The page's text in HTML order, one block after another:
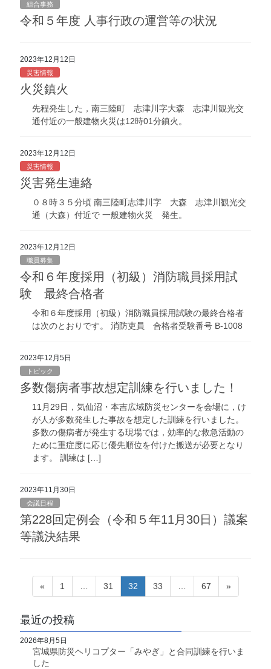
組合事務
令和５年度 人事行政の運営等の状況
2023年12月12日
災害情報
火災鎮火
先程発生した，南三陸町 志津川字大森 志津川観光交
通付近の一般建物火災は12時01分鎮火。
2023年12月12日
災害情報
災害発生連絡
０８時３５分頃 南三陸町志津川字 大森 志津川観光交
通（大森）付近で 一般建物火災 発生。
2023年12月12日
職員募集
令和６年度採用（初級）消防職員採用試
験 最終合格者
令和６年度採用（初級）消防職員採用試験の最終合格者
は次のとおりです。 消防吏員 合格者受験番号 B-1008
2023年12月5日
トピック
多数傷病者事故想定訓練を行いました！
11月29日，気仙沼・本吉広域防災センターを会場に，け
が人が多数発生した事故を想定した訓練を行いました。
多数の傷病者が発生する現場では，効率的な救急活動の
ために重症度に応じ優先順位を付けた搬送が必要となり
ます。 訓練は […]
2023年11月30日
会議日程
第228回定例会（令和５年11月30日）議案
等議決結果
の
ペ
«
固
定
ー
ジ
1 …
固
定
31
固
定
32
固
定
33 …
固
定
67 »
最近の投稿
宮城県防災ヘリコプター「みやぎ」と合同訓練を行いま
した
2026年8月5日